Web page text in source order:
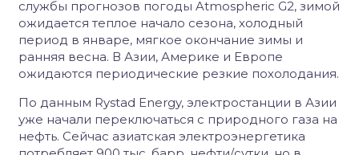
службы прогнозов погоды Atmospheric G2, зимой
ожидается теплое начало сезона, холодный
период в январе, мягкое окончание зимы и
ранняя весна. В Азии, Америке и Европе
ожидаются периодические резкие похолодания.
По данным Rystad Energy, электростанции в Азии
уже начали переключаться с природного газа на
нефть. Сейчас азиатская электроэнергетика